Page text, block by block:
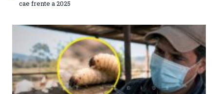
cae frente a 2025